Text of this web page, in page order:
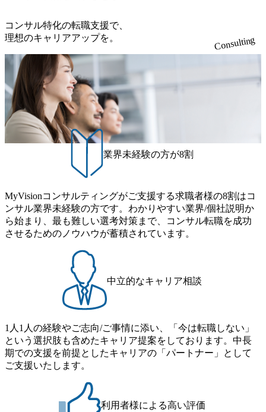
ンス ●1クライアント経理支
援業務(1ヶ月のうち数日間)
※ご経験や能力により担当す
コンサル特化の転職支援で、
理想のキャリアアップを。
Consulting
業界未経験の方が8割
MyVisionコンサルティングがご支援する求職者様の8割はコ
ンサル業界未経験の方です。わかりやすい業界/個社説明か
ら始まり、最も難しい選考対策まで、コンサル転職を成功
させるためのノウハウが蓄積されています。
中立的なキャリア相談
1人1人の経験やご志向/ご事情に添い、「今は転職しない」
という選択肢も含めたキャリア提案をしております。中長
期での支援を前提としたキャリアの「パートナー」として
ご支援いたします。
利用者様による高い評価